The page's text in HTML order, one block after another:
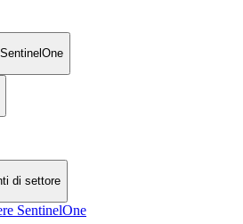
di settore
SentinelOne